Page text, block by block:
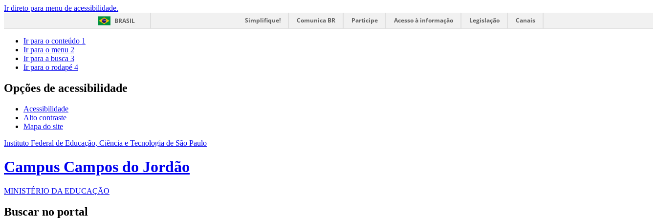
Ir direto para menu de acessibilidade.
BRASIL
Simplifique! Comunica BR Participe Acesso à informação Legislação Canais
Ir para o conteúdo 1
Ir para o menu 2
Ir para a busca 3
Ir para o rodapé 4
Opções de acessibilidade
Acessibilidade
Alto contraste
Mapa do site
Instituto Federal de Educação, Ciência e Tecnologia de São Paulo
Campus Campos do Jordão
MINISTÉRIO DA EDUCAÇÃO
Buscar no portal